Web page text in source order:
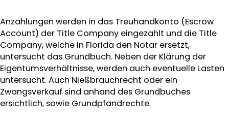
Anzahlungen werden in das Treuhandkonto (Escrow
Account) der Title Company eingezahlt und die Title
Company, welche in Florida den Notar ersetzt,
untersucht das Grundbuch. Neben der Klärung der
Eigentumsverhältnisse, werden auch eventuelle Lasten
untersucht. Auch Nießbrauchrecht oder ein
Zwangsverkauf sind anhand des Grundbuches
ersichtlich, sowie Grundpfandrechte.